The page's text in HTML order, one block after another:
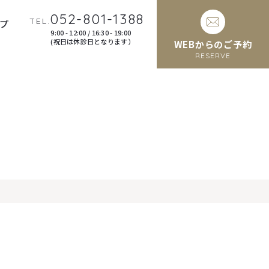
TEL.052-801-1388
9:00 - 12:00 / 16:30 - 19:00
(祝日は休診日となります）
WEBからのご予約
RESERVE